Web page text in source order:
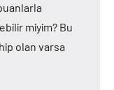
miyim? Bu
olan varsa